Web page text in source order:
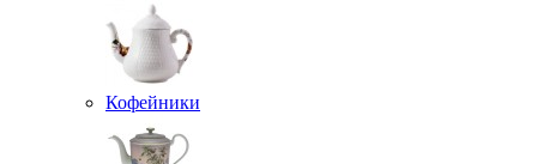
Кофейники